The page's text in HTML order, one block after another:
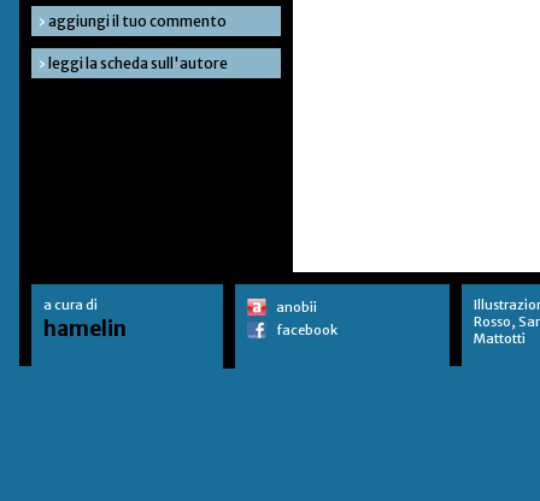
› aggiungi il tuo commento
› leggi la scheda sull'autore
a cura di
hamelin
anobii
facebook
Rosso,
Mattotti